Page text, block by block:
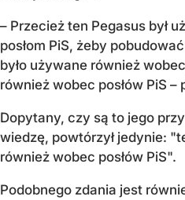
– Przecież ten Pegasus był
posłom PiS, żeby
było używane również
również wobec posłów PiS –
Dopytany, czy są to jego
wiedzę, powtórzył jedynie:
również wobec posłów PiS".
Podobnego zdania jest